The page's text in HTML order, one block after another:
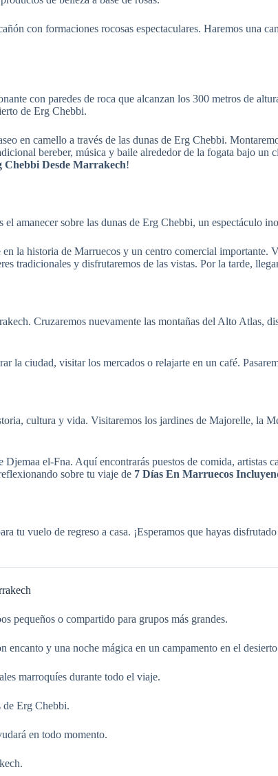
con formaciones rocosas espectaculares. Haremos una
con paredes de roca que alcanzan los 300 metros de
de Erg Chebbi.
en camello a través de las dunas de Erg Chebbi.
bereber, música y baile alrededor de la fogata bajo un
Desde Marrakech!
amanecer sobre las dunas de Erg Chebbi, un espectáculo
la historia de Marruecos y un centro comercial
tradicionales y disfrutaremos de las vistas. Por la tarde,
Cruzaremos nuevamente las montañas del Alto Atlas,
la ciudad, visitar los mercados o relajarte en un café.
cultura y vida. Visitaremos los jardines de Majorelle, la
el-Fna. Aquí encontrarás puestos de comida,
sobre tu viaje de 7 Días En Marruecos
tu vuelo de regreso a casa. ¡Esperamos que hayas
pequeños o compartido para grupos más grandes.
y una noche mágica en un campamento en el
marroquíes durante todo el viaje.
de Erg Chebbi.
en todo momento.